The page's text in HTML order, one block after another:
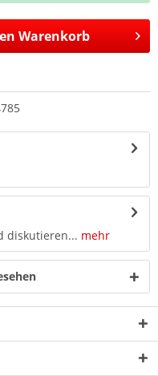
Warenkorb
diskutieren... mehr